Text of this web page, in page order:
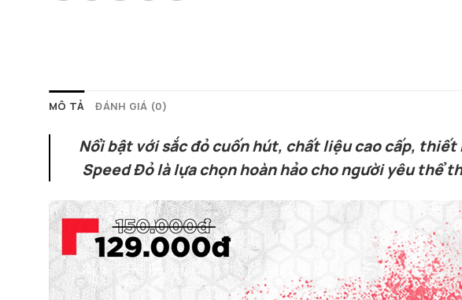
MÔ TẢ ĐÁNH GIÁ (0)
Nổi bật với sắc đỏ cuốn hút, chất liệu cao cấp, thiết
Speed Đỏ là lựa chọn hoàn hảo cho người yêu thể